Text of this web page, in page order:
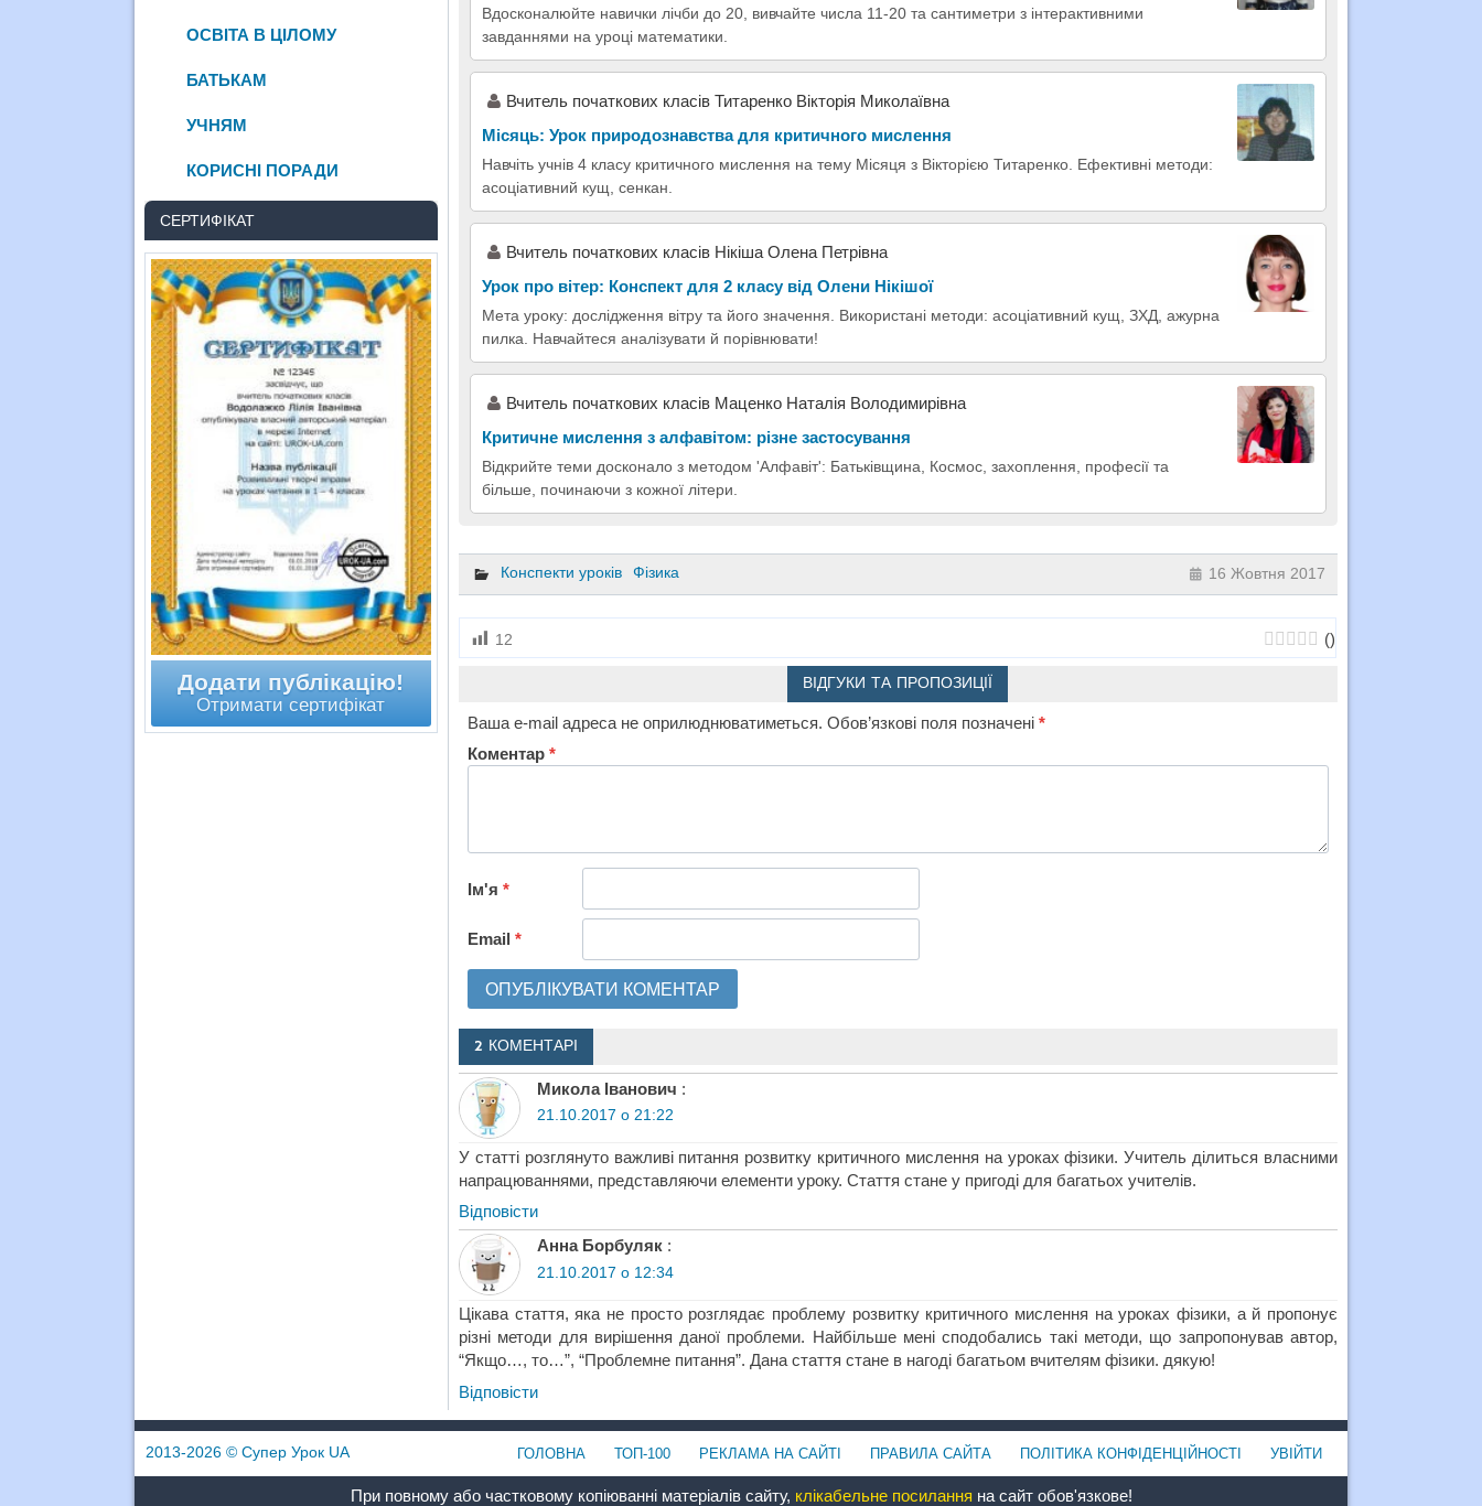
Вдосконалюйте навички лічби до 20, вивчайте числа 11-20 та сантиметри з інтерактивними
завданнями на уроці математики.
Вчитель початкових класів Титаренко Вікторія Миколаївна
Місяць: Урок природознавства для критичного мислення
Навчіть учнів 4 класу критичного мислення на тему Місяця з Вікторією Титаренко. Ефективні методи:
асоціативний кущ, сенкан.
Вчитель початкових класів Нікіша Олена Петрівна
Урок про вітер: Конспект для 2 класу від Олени Нікішої
Мета уроку: дослідження вітру та його значення. Використані методи: асоціативний кущ, ЗХД, ажурна
пилка. Навчайтеся аналізувати й порівнювати!
Вчитель початкових класів Маценко Наталія Володимирівна
Критичне мислення з алфавітом: різне застосування
Відкрийте теми досконало з методом 'Алфавіт': Батьківщина, Космос, захоплення, професії та
більше, починаючи з кожної літери.
Конспекти уроків Фізика 16 Жовтня 2017
12 ()
ВІДГУКИ ТА ПРОПОЗИЦІЇ
Ваша e-mail адреса не оприлюднюватиметься. Обов’язкові поля позначені *
Коментар *
Ім'я *
Email *
2 КОМЕНТАРІ
Микола Іванович :
21.10.2017 о 21:22
У статті розглянуто важливі питання розвитку критичного мислення на уроках фізики. Учитель ділиться власними
напрацюваннями, представляючи елементи уроку. Стаття стане у пригоді для багатьох учителів.
Відповіcти
Анна Борбуляк :
21.10.2017 о 12:34
Цікава стаття, яка не просто розглядає проблему розвитку критичного мислення на уроках фізики, а й пропонує
різні методи для вирішення даної проблеми. Найбільше мені сподобались такі методи, що запропонував автор,
“Якщо…, то…”, “Проблемне питання”. Дана стаття стане в нагоді багатьом вчителям фізики. дякую!
Відповіcти
ОСВІТА В ЦІЛОМУ
БАТЬКАМ
УЧНЯМ
КОРИСНІ ПОРАДИ
СЕРТИФІКАТ
Додати публікацію!
Отримати сертифікат
2013-2026© Супер Урок UA ГОЛОВНА ТОП-100 РЕКЛАМА НА САЙТІ ПРАВИЛА САЙТА ПОЛІТИКА КОНФІДЕНЦІЙНОСТІ УВІЙТИ
При повному або частковому копіюванні матеріалів сайту, клікабельне посилання на сайт обов'язкове!